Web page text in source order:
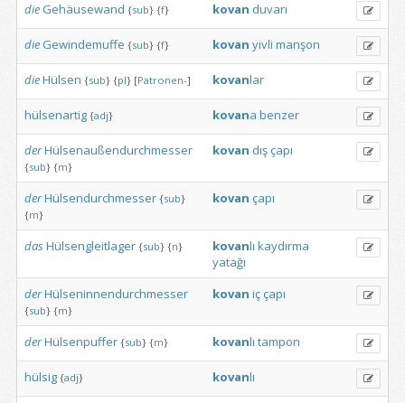
die Gehäusewand {sub} {f} kovan duvarı
die Gewindemuffe {sub} {f} kovan yivli manşon
dieHülsen {sub} {pl} [Patronen-] kovanlar
hülsenartig {adj} kovana benzer
derHülsenaußendurchmesser
{sub} {m}
kovan dış çapı
derHülsendurchmesser {sub}
{m}
kovan çapı
dasHülsengleitlager {sub} {n} kovanlı kaydırma
yatağı
derHülseninnendurchmesser
{sub} {m}
kovan iç çapı
derHülsenpuffer {sub} {m} kovanlı tampon
hülsig {adj} kovanlı